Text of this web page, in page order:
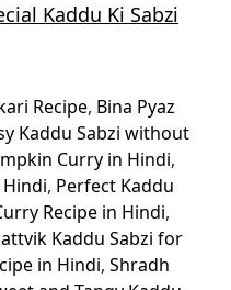
Kaddu Ki Sabzi
Recipe, Bina Pyaz
Kaddu Sabzi without
Curry in Hindi,
Hindi, Perfect Kaddu
Recipe in Hindi,
Kaddu Sabzi for
in Hindi, Shradh